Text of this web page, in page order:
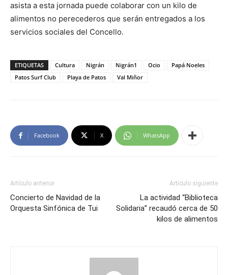
asista a esta jornada puede colaborar con un kilo de
alimentos no perecederos que serán entregados a los
servicios sociales del Concello.
ETIQUETAS Cultura Nigrán Nigrán1 Ocio
Papá Noeles
Patos Surf Club
Playa de Patos Val Miñor
Facebook X WhatsApp
Artículo anterior
Concierto de Navidad de la
Orquesta Sinfónica de Tui
Artículo siguiente
La actividad “Biblioteca
Solidaria” recaudó cerca de 50
kilos de alimentos